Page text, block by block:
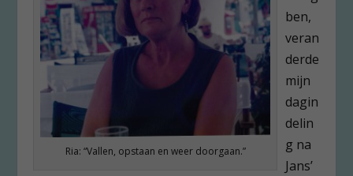
Ria: “Vallen, opstaan en weer doorgaan.”
ben,
veran
derde
mijn
dagin
delin
g na
Jans’